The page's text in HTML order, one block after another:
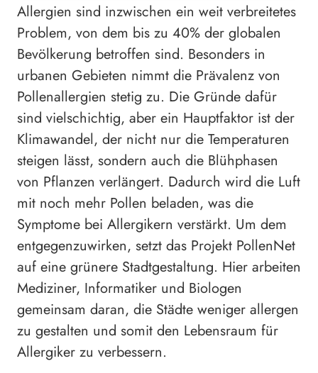
Allergien sind inzwischen ein weit verbreitetes
Problem, von dem bis zu 40% der globalen
Bevölkerung betroffen sind. Besonders in
urbanen Gebieten nimmt die Prävalenz von
Pollenallergien stetig zu. Die Gründe dafür
sind vielschichtig, aber ein Hauptfaktor ist der
Klimawandel, der nicht nur die Temperaturen
steigen lässt, sondern auch die Blühphasen
von Pflanzen verlängert. Dadurch wird die Luft
mit noch mehr Pollen beladen, was die
Symptome bei Allergikern verstärkt. Um dem
entgegenzuwirken, setzt das Projekt PollenNet
auf eine grünere Stadtgestaltung. Hier arbeiten
Mediziner, Informatiker und Biologen
gemeinsam daran, die Städte weniger allergen
zu gestalten und somit den Lebensraum für
Allergiker zu verbessern.